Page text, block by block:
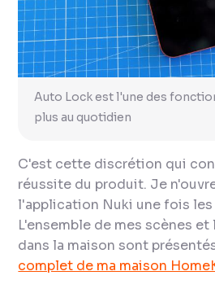
Auto Lock est l'une des
plus au quotidien
C'est cette discrétion qui
réussite du produit. Je
l'application Nuki une fois
L'ensemble de mes scènes
dans la maison sont
complet de ma maison